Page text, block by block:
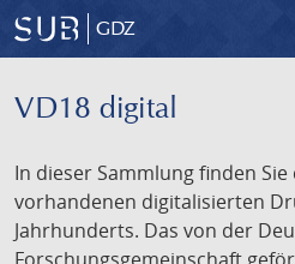
GDZ
VD18 digital
In dieser Sammlung finden
vorhandenen digitalisierten
Jahrhunderts. Das von der